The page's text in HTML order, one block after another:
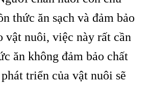
thức ăn sạch và đảm bảo
vật nuôi, việc này rất cần
ăn không đảm bảo chất
triển của vật nuôi sẽ